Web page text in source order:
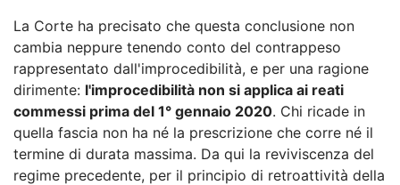
La Corte ha precisato che questa conclusione non
cambia neppure tenendo conto del contrappeso
rappresentato dall'improcedibilità, e per una ragione
dirimente: l'improcedibilità non si applica ai reati
commessi prima del 1° gennaio 2020. Chi ricade in
quella fascia non ha né la prescrizione che corre né il
termine di durata massima. Da qui la reviviscenza del
regime precedente, per il principio di retroattività della